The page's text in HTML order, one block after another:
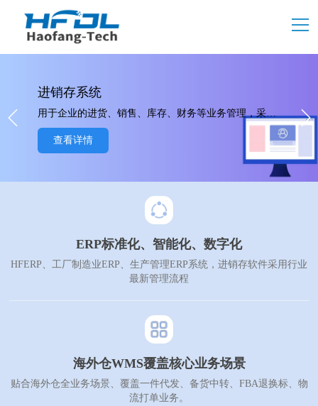
进销存系统
用于企业的进货、销售、库存、财务等业务管理，采用B/S+APP架构，无需安装，一键注册，即可免费使用。
查看详情
ERP标准化、智能化、数字化
HFERP、工厂制造业ERP、生产管理ERP系统，进销存软件采用行业
最新管理流程
海外仓WMS覆盖核心业务场景
贴合海外仓全业务场景、覆盖一件代发、备货中转、FBA退换标、物
流打单业务。